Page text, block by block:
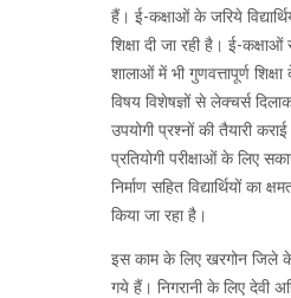
हैं। ई-कक्षाओं के जरिये
शिक्षा दी जा रही है। ई-कक्षाओं
शालाओं में भी गुणवत्तापूर्ण
विषय विशेषज्ञों से लेक्चर्स
उपयोगी प्रश्नों की तैयारी
प्रतियोगी परीक्षाओं के लिए
निर्माण सहित विद्यार्थियों का
किया जा रहा है।
इस काम के लिए खरगोन जिले
गये हैं। निगरानी के लिए देवी